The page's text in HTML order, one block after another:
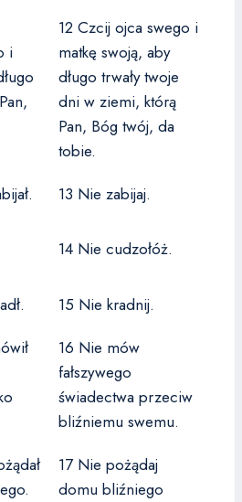
i
12 Czcij ojca swego i
matkę swoją, aby
długo trwały twoje
dni w ziemi, którą
Pan, Bóg twój, da
tobie.
13 Nie zabijaj.
14 Nie cudzołóż.
15 Nie kradnij.
16 Nie mów
fałszywego
świadectwa przeciw
bliźniemu swemu.
17 Nie pożądaj
domu bliźniego